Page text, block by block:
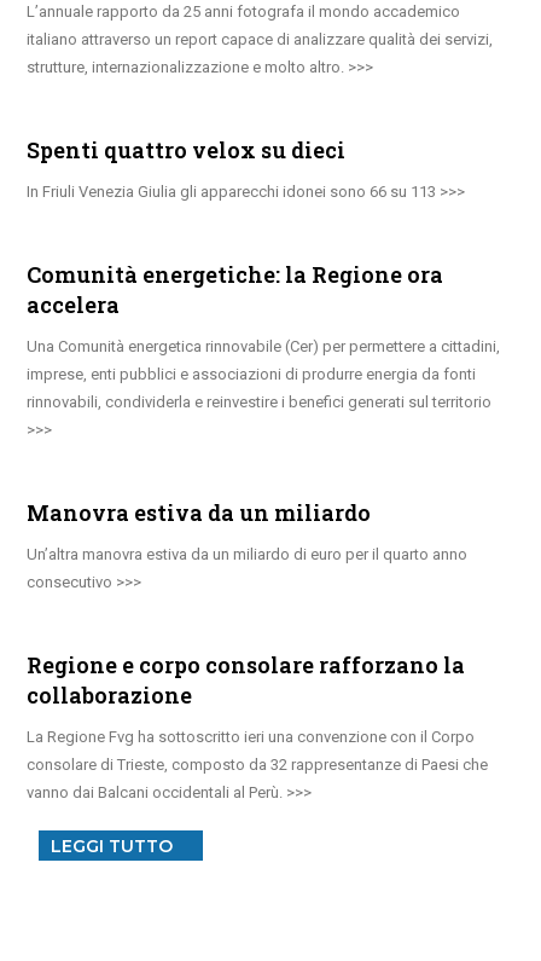
L’annuale rapporto da 25 anni fotografa il mondo accademico
italiano attraverso un report capace di analizzare qualità dei servizi,
strutture, internazionalizzazione e molto altro.
Spenti quattro velox su dieci
In Friuli Venezia Giulia gli apparecchi idonei sono 66 su 113
Comunità energetiche: la Regione ora
accelera
Una Comunità energetica rinnovabile (Cer) per permettere a cittadini,
imprese, enti pubblici e associazioni di produrre energia da fonti
rinnovabili, condividerla e reinvestire i benefici generati sul territorio
Manovra estiva da un miliardo
Un’altra manovra estiva da un miliardo di euro per il quarto anno
consecutivo
Regione e corpo consolare rafforzano la
collaborazione
La Regione Fvg ha sottoscritto ieri una convenzione con il Corpo
consolare di Trieste, composto da 32 rappresentanze di Paesi che
vanno dai Balcani occidentali al Perù.
LEGGI TUTTO